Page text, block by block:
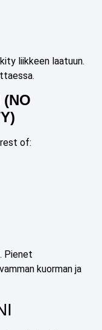
liikkeen laatuun.
(NO
of:
Pienet
kuorman ja